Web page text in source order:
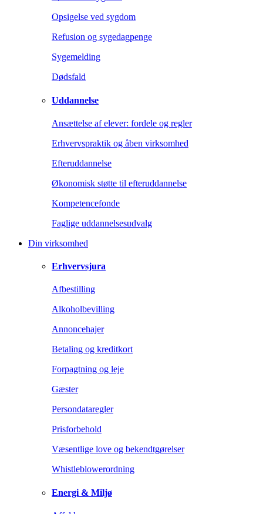
Opsigelse ved sygdom
Refusion og sygedagpenge
Sygemelding
Dødsfald
Uddannelse
Ansættelse af elever: fordele og regler
Erhvervspraktik og åben virksomhed
Efteruddannelse
Økonomisk støtte til efteruddannelse
Kompetencefonde
Faglige uddannelsesudvalg
Din virksomhed
Erhvervsjura
Afbestilling
Alkoholbevilling
Annoncehajer
Betaling og kreditkort
Forpagtning og leje
Gæster
Persondataregler
Prisforbehold
Væsentlige love og bekendtgørelser
Whistleblowerordning
Energi & Miljø